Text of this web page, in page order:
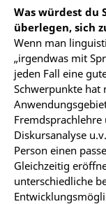
Was würdest du
überlegen, sich
Wenn man
„irgendwas mit
jeden Fall eine
Schwerpunkte hat
Diskursanalyse
Person einen
Gleichzeitig
unterschiedliche